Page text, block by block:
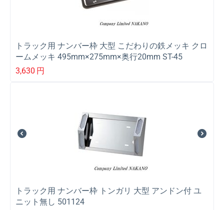
トラック用 ナンバー枠 大型 こだわりの鉄メッキ クロ
ームメッキ 495mm×275mm×奥行20mm ST-45
3,630 円
トラック用 ナンバー枠 トンガリ 大型 アンドン付 ユ
ニット無し 501124